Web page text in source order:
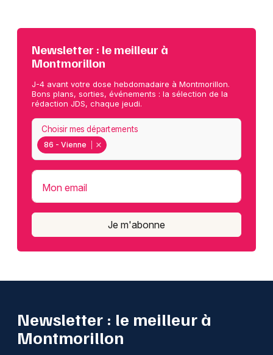
Newsletter : le meilleur à
Montmorillon
J-4 avant votre dose hebdomadaire à Montmorillon.
Bons plans, sorties, événements : la sélection de la
rédaction JDS, chaque jeudi.
86 - Vienne
Choisir mes départements
Mon email
Je m'abonne
Newsletter : le meilleur à
Montmorillon